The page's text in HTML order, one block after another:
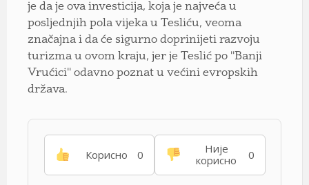
je da je ova investicija, koja je najveća u
posljednjih pola vijeka u Tesliću, veoma
značajna i da će sigurno doprinijeti razvoju
turizma u ovom kraju, jer je Teslić po ''Banji
Vrućici'' odavno poznat u većini evropskih
država.
Корисно 0
Није
корисно
0